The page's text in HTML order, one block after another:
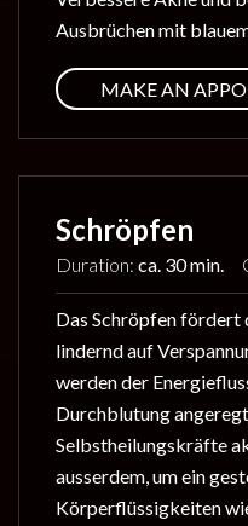
Ausbrüchen mit
MAKE AN
Schröpfen
Duration: ca. 30 min.
Das Schröpfen
lindernd auf
werden der
Durchblutung
Selbstheilungskräfte
ausserdem, um ein
Körperflüssigkeiten